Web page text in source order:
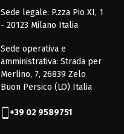
Sede legale: P.zza Pio XI, 1
- 20123 Milano Italia
Sede operativa e
amministrativa: Strada per
Merlino, 7, 26839 Zelo
Buon Persico (LO) Italia
+39 02 9589751